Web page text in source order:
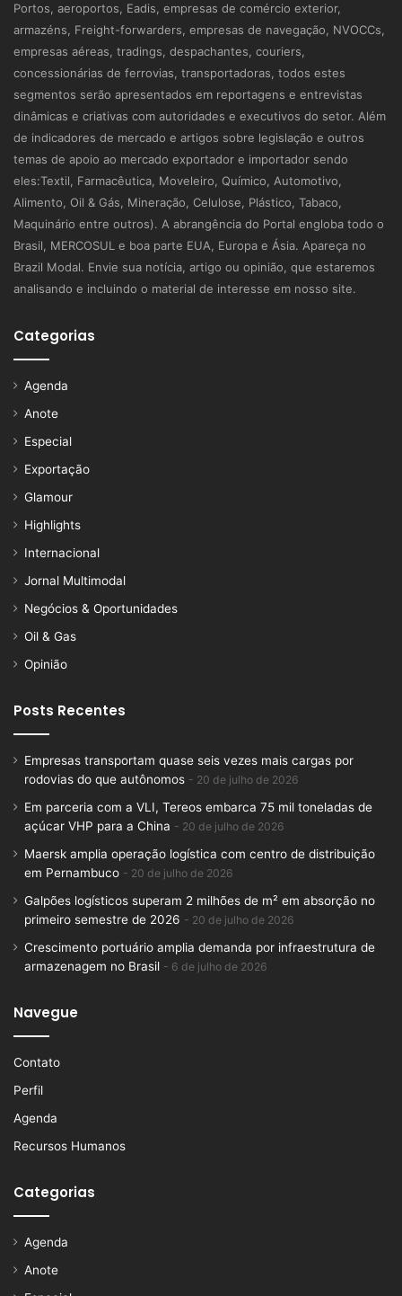
Portos, aeroportos, Eadis, empresas de comércio exterior,
armazéns, Freight-forwarders, empresas de navegação, NVOCCs,
empresas aéreas, tradings, despachantes, couriers,
concessionárias de ferrovias, transportadoras, todos estes
segmentos serão apresentados em reportagens e entrevistas
dinâmicas e criativas com autoridades e executivos do setor. Além
de indicadores de mercado e artigos sobre legislação e outros
temas de apoio ao mercado exportador e importador sendo
eles:Textil, Farmacêutica, Moveleiro, Químico, Automotivo,
Alimento, Oil & Gás, Mineração, Celulose, Plástico, Tabaco,
Maquinário entre outros). A abrangência do Portal engloba todo o
Brasil, MERCOSUL e boa parte EUA, Europa e Ásia. Apareça no
Brazil Modal. Envie sua notícia, artigo ou opinião, que estaremos
analisando e incluindo o material de interesse em nosso site.
Categorias
Agenda
Anote
Especial
Exportação
Glamour
Highlights
Internacional
Jornal Multimodal
Negócios & Oportunidades
Oil & Gas
Opinião
Posts Recentes
Empresas transportam quase seis vezes mais cargas por
rodovias do que autônomos
20 de julho de 2026
Em parceria com a VLI, Tereos embarca 75 mil toneladas de
açúcar VHP para a China
20 de julho de 2026
Maersk amplia operação logística com centro de distribuição
em Pernambuco
20 de julho de 2026
Galpões logísticos superam 2 milhões de m² em absorção no
primeiro semestre de 2026
20 de julho de 2026
Crescimento portuário amplia demanda por infraestrutura de
armazenagem no Brasil
6 de julho de 2026
Navegue
Contato
Perfil
Agenda
Recursos Humanos
Categorias
Agenda
Anote